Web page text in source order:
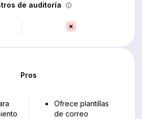
de auditoría
Pros
Ofrece plantillas
de correo